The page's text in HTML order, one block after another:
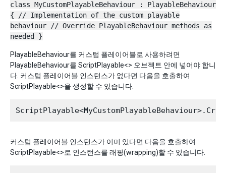
class MyCustomPlayableBehaviour : PlayableBehaviour
{ // Implementation of the custom playable
behaviour // Override PlayableBehaviour methods as
needed }
PlayableBehaviour를 커스텀 플레이어블로 사용하려면
PlayableBehaviour를 ScriptPlayable<> 오브젝트 안에 넣어야 합니
다. 커스텀 플레이어블 인스턴스가 없다면 다음을 호출하여
ScriptPlayable<>을 생성할 수 있습니다.
커스텀 플레이어블 인스턴스가 이미 있다면 다음을 호출하여
ScriptPlayable<>로 인스턴스를 래핑(wrapping)할 수 있습니다.